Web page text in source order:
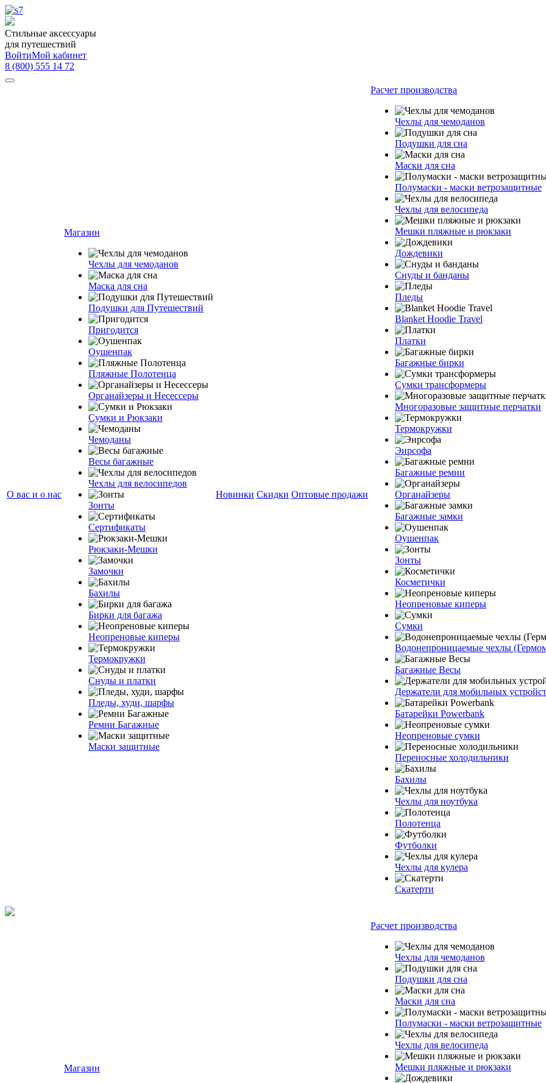
Стильные аксессуары
для путешествий
ВойтиМой кабинет
8 (800) 555 14 72
О вас и о нас
Магазин
Чехлы для чемоданов
Маска для сна
Подушки для Путешествий
Пригодится
Оушенпак
Пляжные Полотенца
Органайзеры и Несессеры
Сумки и Рюкзаки
Чемоданы
Весы багажные
Чехлы для велосипедов
Зонты
Сертификаты
Рюкзаки-Мешки
Замочки
Бахилы
Бирки для багажа
Неопреновые киперы
Термокружки
Снуды и платки
Пледы, худи, шарфы
Ремни Багажные
Маски защитные
Новинки Скидки Оптовые продажи
Расчет производства
Чехлы для чемоданов
Подушки для сна
Маски для сна
Полумаски - маски ветрозащитные
Чехлы для велосипеда
Мешки пляжные и рюкзаки
Дождевики
Снуды и банданы
Пледы
Blanket Hoodie Travel
Платки
Багажные бирки
Сумки трансформеры
Многоразовые защитные перчатки
Термокружки
Эирсофа
Багажные ремни
Органайзеры
Багажные замки
Оушенпак
Зонты
Косметички
Неопреновые киперы
Сумки
Водонепроницаемые чехлы
Багажные Весы
Держатели для мобильных
Батарейки Powerbank
Неопреновые сумки
Переносные холодильники
Бахилы
Чехлы для ноутбука
Полотенца
Футболки
Чехлы для кулера
Скатерти
Магазин
Расчет производства
Чехлы для чемоданов
Подушки для сна
Маски для сна
Полумаски - маски ветрозащитные
Чехлы для велосипеда
Мешки пляжные и рюкзаки